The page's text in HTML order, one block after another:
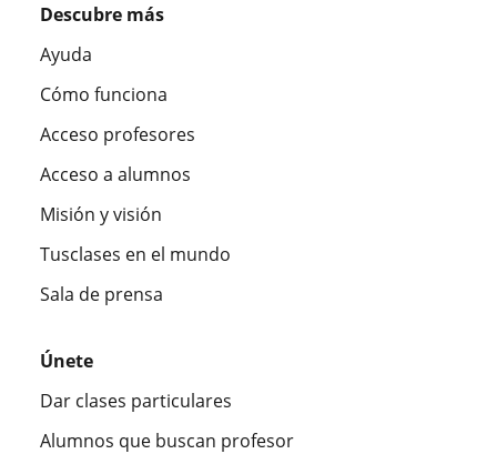
Descubre más
Ayuda
Cómo funciona
Acceso profesores
Acceso a alumnos
Misión y visión
Tusclases en el mundo
Sala de prensa
Únete
Dar clases particulares
Alumnos que buscan profesor